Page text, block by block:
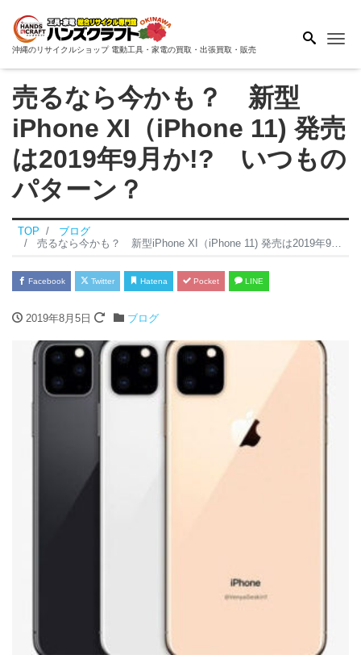
沖縄のリサイクルショップ 電動工具・家電の買取・出張買取・販売
売るなら今かも？ 新型
iPhone XI（iPhone 11) 発売
は2019年9月か!? いつもの
パターン？
TOP
ブログ
売るなら今かも？ 新型iPhone XI（iPhone 11) 発売は2019年9月か!? いつものパターン？
Facebook Twitter Hatena Pocket LINE
2019年8月5日 ブログ